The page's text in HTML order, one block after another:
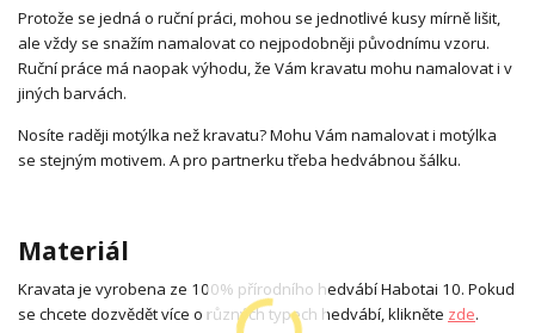
Protože se jedná o ruční práci, mohou se jednotlivé kusy mírně lišit,
ale vždy se snažím namalovat co nejpodobněji původnímu vzoru.
Ruční práce má naopak výhodu, že Vám kravatu mohu namalovat i v
jiných barvách.
Nosíte raději motýlka než kravatu? Mohu Vám namalovat i motýlka
se stejným motivem. A pro partnerku třeba hedvábnou šálku.
Materiál
Kravata je vyrobena ze 100% přírodního hedvábí Habotai 10. Pokud
se chcete dozvědět více o různých typech hedvábí, klikněte zde.